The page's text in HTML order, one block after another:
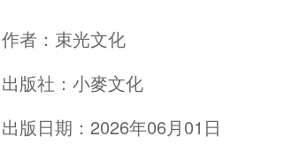
作者： 束光文化
出版社： 小麥文化
出版日期：2026年06月01日